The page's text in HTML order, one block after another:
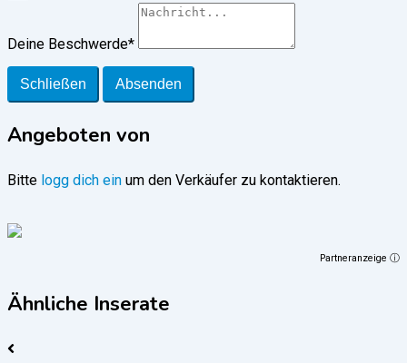
Deine Beschwerde*
Schließen Absenden
Angeboten von
Bitte logg dich ein um den Verkäufer zu kontaktieren.
Partneranzeige ⓘ
Ähnliche Inserate